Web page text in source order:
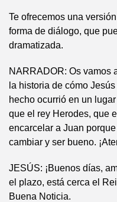
Te ofrecemos una
forma de diálogo, que
dramatizada.
NARRADOR: Os vamos
la historia de cómo
hecho ocurrió en un
que el rey Herodes, que
encarcelar a Juan
cambiar y ser bueno.
JESÚS: ¡Buenos días,
el plazo, está cerca el
Buena Noticia.